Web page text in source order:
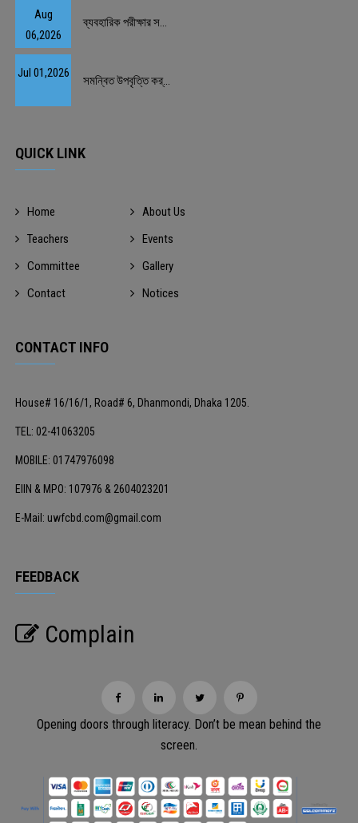
Aug
06,2026
ব্যবহারিক পরীক্ষার স...
Jul 01,2026
সমন্বিত উপবৃত্তি কর্...
QUICK LINK
Home
About Us
Teachers
Events
Committee
Gallery
Contact
Notices
CONTACT INFO
House# 16/16/1, Road# 6, Dhanmondi, Dhaka 1205.
TEL: 02-41063205
MOBILE: 01747976098
EIIN & MPO: 107976 & 2604023201
E-Mail: uwfcbd.com@gmail.com
FEEDBACK
Complain
Opening doors through literacy. Don’t be mean behind the
screen.